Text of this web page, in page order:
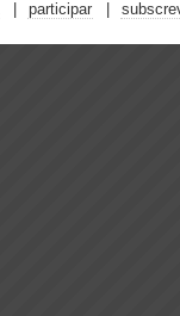
participar